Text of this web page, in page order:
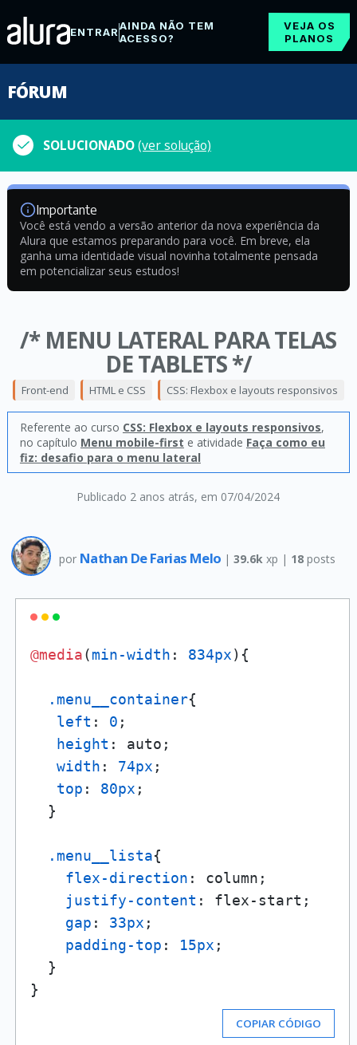
ENTRARAINDA NÃO TEM
ACESSO?
VEJA OS
PLANOS
FÓRUM
SOLUCIONADO(ver solução)
Importante
Você está vendo a versão anterior da nova experiência da
Alura que estamos preparando para você. Em breve, ela
ganha uma identidade visual novinha totalmente pensada
em potencializar seus estudos!
/* MENU LATERAL PARA TELAS
DE TABLETS */
Publicado 2 anos atrás, em 07/04/2024
Front-end HTML e CSS CSS: Flexbox e layouts responsivos
Referente ao curso CSS: Flexbox e layouts responsivos,
no capítulo Menu mobile-first e atividade Faça como eu
fiz: desafio para o menu lateral
por Nathan De Farias Melo | 39.6k xp | 18posts
@media(min-width : 834px){
.menu__container{
left : 0 ;
height : auto;
width : 74px ;
top : 80px ;
  }
.menu__lista{
flex-direction : column;
justify-content : flex-start;
gap : 33px ;
padding-top : 15px ;
  }
COPIAR CÓDIGO